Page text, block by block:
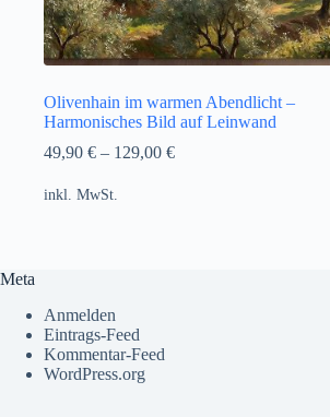
Olivenhain im warmen Abendlicht –
Harmonisches Bild auf Leinwand
49,90 € – 129,00 €
inkl. MwSt.
Meta
Anmelden
Eintrags-Feed
Kommentar-Feed
WordPress.org